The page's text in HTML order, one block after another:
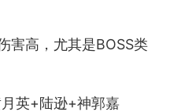
害高，尤其是BOSS类
英+陆逊+神郭嘉